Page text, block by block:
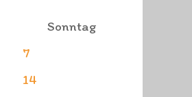
Sonntag
7
14